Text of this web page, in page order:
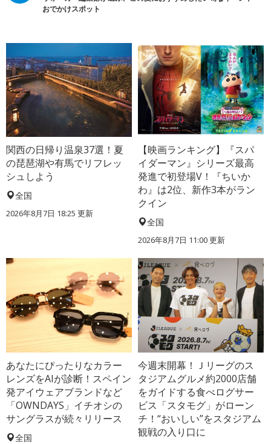
おでかけスポット
関西の日帰り温泉37選！夏
の琵琶湖や有馬でリフレッ
シュしよう
全国
2026年8月7日 18:25 更新
【映画ランキング】『スパ
イダーマン』シリーズ最高
発進で初登場V！『ちいか
わ』は2位、新作3本がラン
クイン
全国
2026年8月7日 11:00更新
あなたにぴったりなカラー
レンズをAIが診断！スペイン
発アイウェアブランドなど
「OWNDAYS」イチオシの
サングラスが続々リリース
全国
今週末開幕！Ｊリーグのス
タジアムグルメ約2000店舗
をガイドする食べログサー
ビス「スタモグ」がローン
チ！“おいしい”をスタジアム
観戦の入り口に